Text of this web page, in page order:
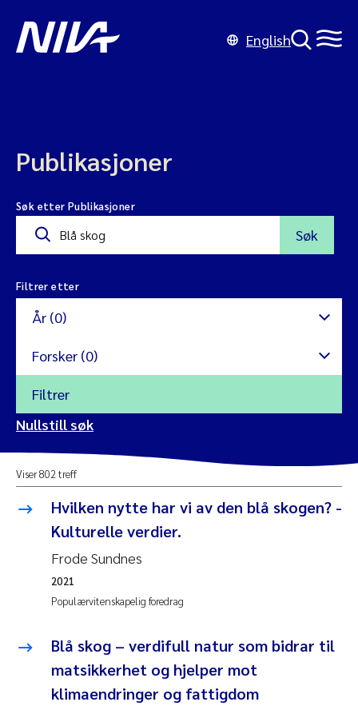
English
Publikasjoner
Søk etter Publikasjoner
Søk
Filtrer etter
År (0)
2024
2023
2020
2019
Forsker (0)
Yan Lin
Kristina Øie Kvile
Areti Balkoni
Marianne Stave Sekkenes
Charles Patrick Lavin
Eirin Aasland
Nullstill
Filtrer
Nullstill søk
Viser 802 treff
Hvilken nytte har vi av den blå skogen? -
Kulturelle verdier.
Frode Sundnes
Populærvitenskapelig foredrag
2021
Blå skog – verdifull natur som bidrar til
matsikkerhet og hjelper mot
klimaendringer og fattigdom